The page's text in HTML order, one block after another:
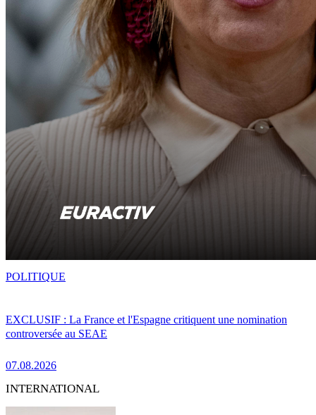
EXCLUSIF : La France et l'Espagne critiquent une nomination
controversée au SEAE
07.08.2026
POLITIQUE
INTERNATIONAL